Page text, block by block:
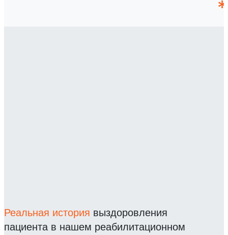
Реальная история выздоровления
пациента в нашем реабилитационном